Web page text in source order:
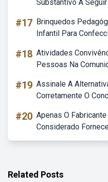
Substantivo A
#17 Brinquedos
Infantil Para
#18 Atividades
Pessoas Na
#19 Assinale A
Corretamente O
#20 Apenas O
Considerado
Related Posts